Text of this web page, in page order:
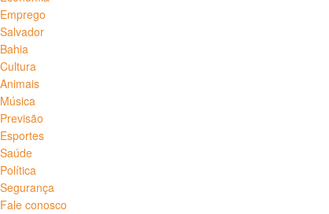
Emprego
Salvador
Bahia
Cultura
Animais
Música
Previsão
Esportes
Saúde
Política
Segurança
Fale conosco